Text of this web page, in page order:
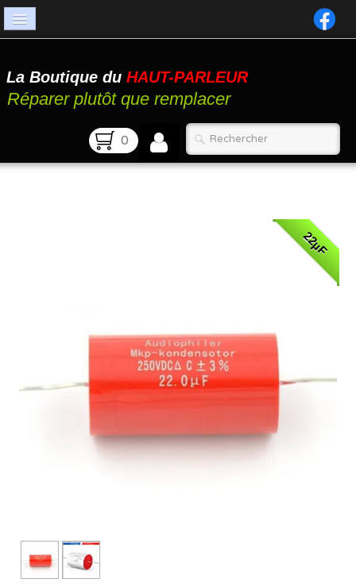
Catalogue
Atelier
La Boutique du HAUT-PARLEUR
Réparer plutôt que remplacer
0
22µF